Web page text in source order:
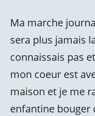
Ma marche
sera plus jamais
connaissais pas
mon coeur est
maison et je me
enfantine bouger